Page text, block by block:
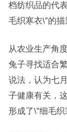
档纺织品的代
毛织寒衣\”的描
从农业生产角
兔子寻找适合
说法，认为七
子健康有关，
形成了\”细毛织